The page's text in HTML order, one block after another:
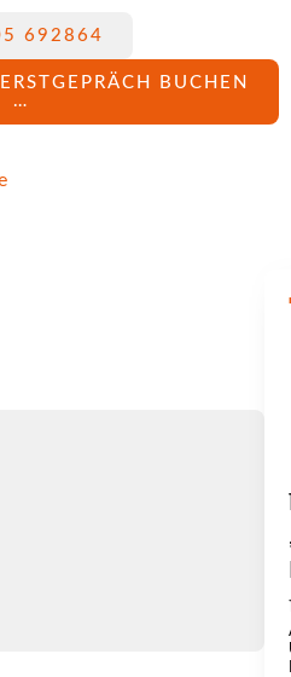
BUCHEN
…
692864